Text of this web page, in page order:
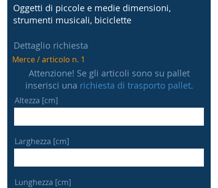
Oggetti di piccole e medie dimensioni,
strumenti musicali, biciclette
Dettaglio richiesta
Merce / articolo n. 1
Attenzione! Se gli articoli sono su pallet
inserisci una richiesta di trasporto pallet.
Altezza [cm]
Larghezza [cm]
Lunghezza [cm]